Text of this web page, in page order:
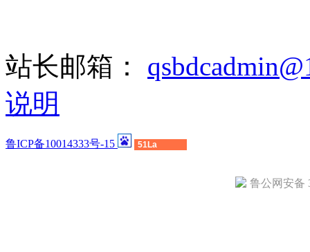
站长邮箱：
说明
鲁ICP备10014333号-15 51La
鲁公网安备